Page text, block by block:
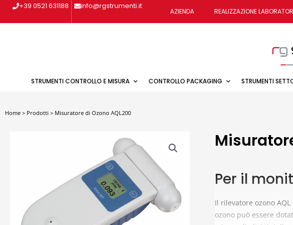
+39 0521 631188 info@rgstrumenti.it
AZIENDA REALIZZAZIONE
STRUMENTI CONTROLLO E MISURA CONTROLLO PACKAGING STRUMENTI
Home > Prodotti > Misuratore di Ozono AQL200
Per il
Il rilevatore ozono
ozono può essere